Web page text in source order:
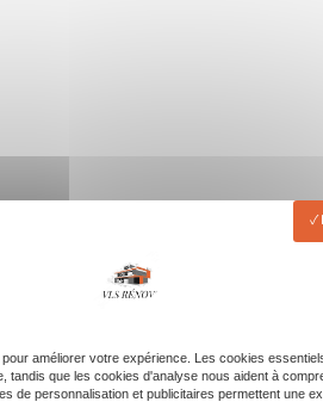
améliorer votre expérience. Les cookies
tandis que les cookies d'analyse nous aident à
de personnalisation et publicitaires permettent une